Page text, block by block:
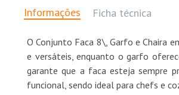
Informações Ficha técnica
O Conjunto Faca 8\, Garfo e Chaira
e versáteis, enquanto o garfo
garante que a faca esteja sempre
funcional, sendo ideal para chefs e